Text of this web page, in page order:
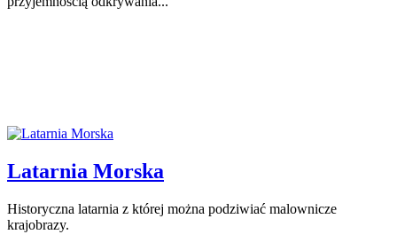
Latarnia Morska
Historyczna latarnia z której można podziwiać malownicze
krajobrazy.